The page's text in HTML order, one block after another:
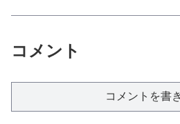
コメント
コメントを書